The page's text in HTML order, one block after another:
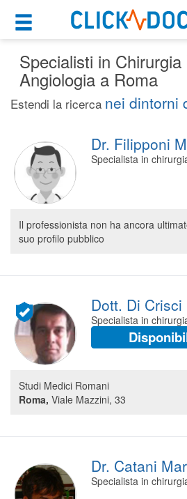
Motore di
Cerca uno
Roma (RM)
Cosa possiamo offrirti
Per i pazienti
Prenota una visita
Ricerca specialisti
Consulti online
(su medicitalia.it)
Per gli specialisti
Prenotazioni online
Planner e rubrica in
Segreteria virtuale
Teleconsulto
Specialisti in
Angiologia a Roma
Estendi la ricerca nei dintorni
Dr. Filipponi
Specialista in
Il professionista non ha ancora
suo profilo pubblico
Dott. Di
Specialista in
Studi Medici Romani
Roma, Viale Mazzini, 33
Dr. Catani
Specialista in